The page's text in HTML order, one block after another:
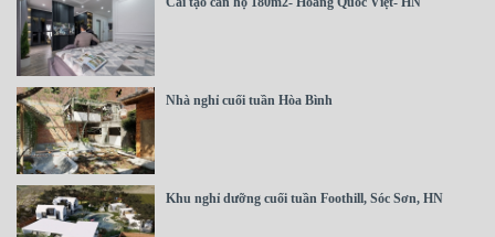
Nhà nghỉ cuối tuần Hòa Bình
Khu nghỉ dưỡng cuối tuần Foothill, Sóc Sơn, HN